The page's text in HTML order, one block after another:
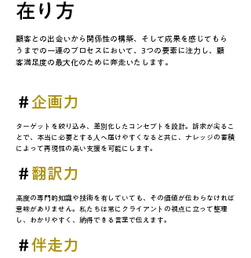
在り方
顧客との出会いから関係性の構築、そして成果を感じてもら
うまでの一連のプロセスにおいて、3つの要素に注力し、顧
客満足度の最大化のために奔走いたします。
＃ 企画力
ターゲットを絞り込み、差別化したコンセプトを設計。訴求が尖るこ
とで、本当に必要とする人へ届けやすくなると共に、ナレッジの蓄積
によって再現性の高い支援を可能にします。
＃ 翻訳力
高度の専門的知識や技術を有していても、その価値が伝わらなければ
意味がありません。私たちは常にクライアントの視点に立って整理
し、わかりやすく、納得できる言葉で伝えます。
＃ 伴走力